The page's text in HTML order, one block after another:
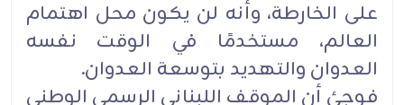
على الخارطة، وأنه لن ‏يكون محل اهتمام
العالم، مستخدمًا في الوقت نفسه
العدوان والتهديد بتوسعة العدوان.‏
فوجئ أن الموقف اللبناني الرسمي الوطني